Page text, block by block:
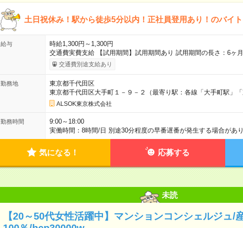
土日祝休み！駅から徒歩5分以内！正社員登用あり！のバイト
給与
時給1,300円～1,300円
交通費実費支給 【試用期間】試用期間あり 試用期間の長さ：6ヶ
交通費別途支給あり
勤務地
東京都千代田区
東京都千代田区大手町１－９－２（最寄り駅：各線「大手町駅」
ALSOK東京株式会社
勤務時間
9:00～18:00
実働時間：8時間/日 別途30分程度の早番遅番が発生する場合があ
気になる！ 応募する
未読
【20～50代女性活躍中】マンションコンシェルジュ/